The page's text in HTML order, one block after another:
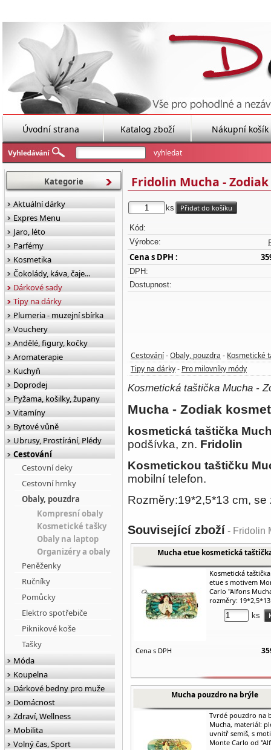
Úvodní strana Katalog zboží Nákupní košík
Fridolin Mucha -
ks
Kód:
Výrobce:
Cena s DPH :
DPH:
Dostupnost:
Cestování - Obaly, pouzdra - Kosmetické
Tipy na dárky - Pro milovníky módy
Kosmetická taštička Mucha -
Mucha - Zodiak
kosmetická taštička
podšívka, zn. Fridolin
Kosmetickou taštičku
mobilní telefon.
Rozměry:19*2,5*13 cm,
Související zboží - Fridolin
Mucha etue kosmetická
Kosmetická
etue s motivem
Carlo "Alfons
rozměry:
ks
Cena s DPH
Mucha pouzdro na brýle
Tvrdé pouzdro na
Mucha, materiál:
uvnitř semiš, s
Monte Carlo od
Kategorie
Aktuální dárky
Expres Menu
Jaro, léto
Parfémy
Kosmetika
Čokolády, káva, čaje...
Dárkové sady
Tipy na dárky
Plumeria - muzejní sbírka
Vouchery
Andělé, figury, kočky
Aromaterapie
Kuchyň
Doprodej
Pyžama, košilky, župany
Vitamíny
Bytové vůně
Ubrusy, Prostírání, Plédy
Cestování
Cestovní deky
Cestovní hrnky
Obaly, pouzdra
Kompresní obaly
Kosmetické tašky
Obaly na laptop
Organizéry a obaly
Peněženky
Ručníky
Pomůcky
Elektro spotřebiče
Piknikové koše
Tašky
Móda
Koupelna
Dárkové bedny pro muže
Domácnost
Zdraví, Wellness
Mobilita
Volný čas, Sport